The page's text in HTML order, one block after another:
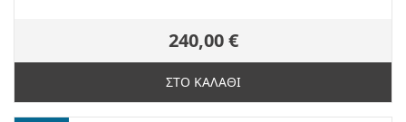
240,00 €
ΣΤΟ ΚΑΛΑΘΙ